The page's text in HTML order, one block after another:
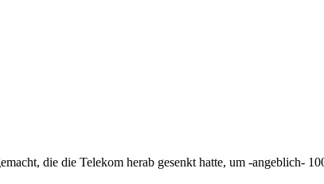
die die Telekom herab gesenkt hatte, um -angeblich-